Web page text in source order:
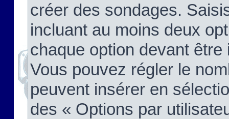
créer des sondages.
incluant au moins deux
chaque option devant
Vous pouvez régler le
peuvent insérer en
des « Options par